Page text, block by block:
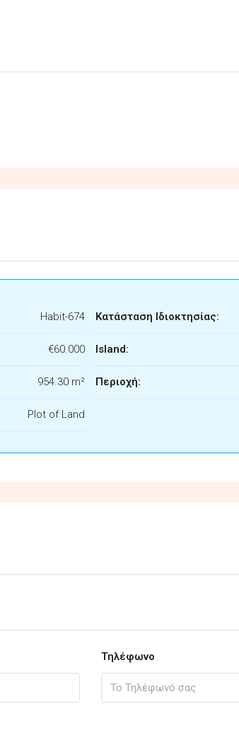
Habit-674
€60.000
954.30 m²
Plot of Land
Κατάσταση Ιδιοκτησίας:
Island:
Περιοχή:
Τηλέφωνο